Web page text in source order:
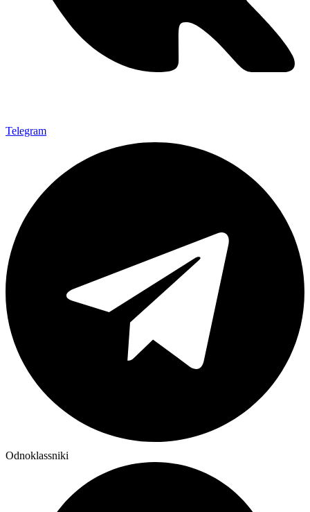
Telegram
Odnoklassniki